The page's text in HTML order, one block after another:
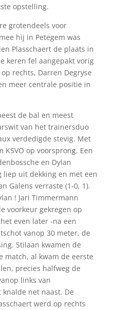
opstelling.
grotendeels voor
hij in Petegem was
Plasschaert de plaats in
keren fel aangepakt vorig
rechts, Darren Degryse
meer centrale positie in
de bal en meest
van het trainersduo
verdedigde stevig. Met
op voorsprong. Een
en Dylan
liep uit dekking en met een
Galens verraste (1-0, 1).
! Jari Timmermann
voorkeur gekregen op
even later -na een
vanop 30 meter, de
Stilaan kwamen de
match, al kwam de eerste
precies halfweg de
links van
knalde net naast. De
werd op rechts